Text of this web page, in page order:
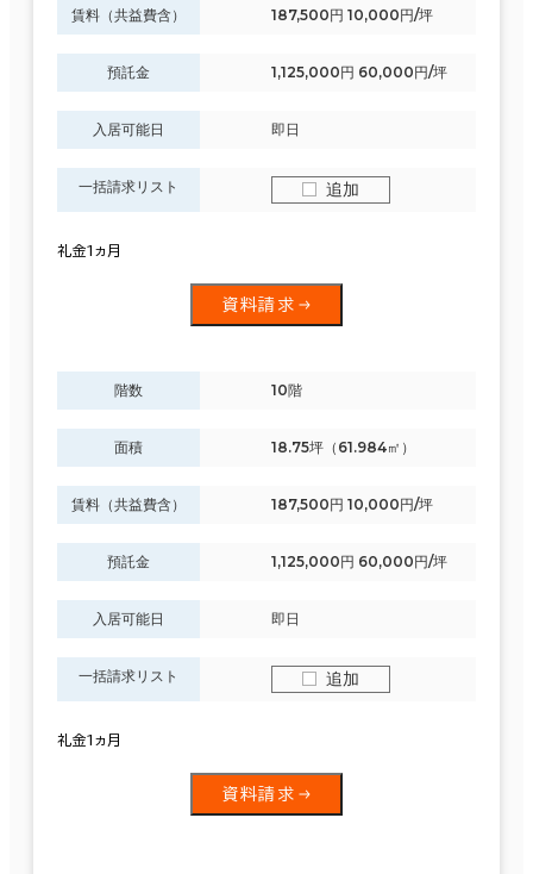
賃料（共益費含） 187,500円 10,000円/坪
預託金 1,125,000円 60,000円/坪
入居可能日 即日
一括請求リスト 追加
礼金1ヵ月
資料請求
階数 10階
面積 18.75坪（61.984㎡）
賃料（共益費含） 187,500円 10,000円/坪
預託金 1,125,000円 60,000円/坪
入居可能日 即日
一括請求リスト 追加
礼金1ヵ月
資料請求